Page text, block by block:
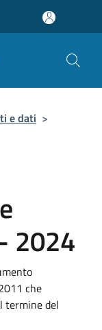
e dati >
2024
che
termine del